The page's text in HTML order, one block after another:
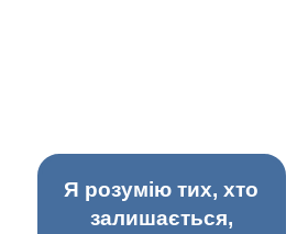
Я розумію тих, хто
залишається,